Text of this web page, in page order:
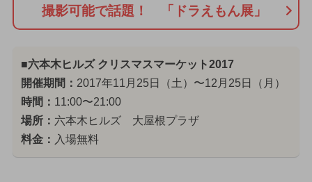
撮影可能で話題！ 「ドラえもん展」
■六本木ヒルズ クリスマスマーケット2017
開催期間： 2017年11月25日（土）〜12月25日（月）
時間： 11:00〜21:00
場所： 六本木ヒルズ 大屋根プラザ
料金： 入場無料